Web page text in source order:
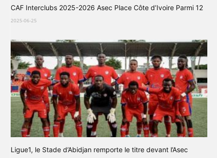
CAF Interclubs 2025-2026 Asec Place Côte d’Ivoire Parmi 12
2025-06-25
Ligue1, le Stade d’Abidjan remporte le titre devant l’Asec